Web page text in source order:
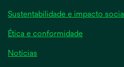
Sustentabilidade e impacto social
Ética e conformidade
Notícias